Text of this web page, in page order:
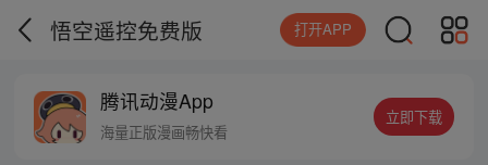
悟空遥控免费版 打开APP
腾讯动漫App
海量正版漫画畅快看
立即下载